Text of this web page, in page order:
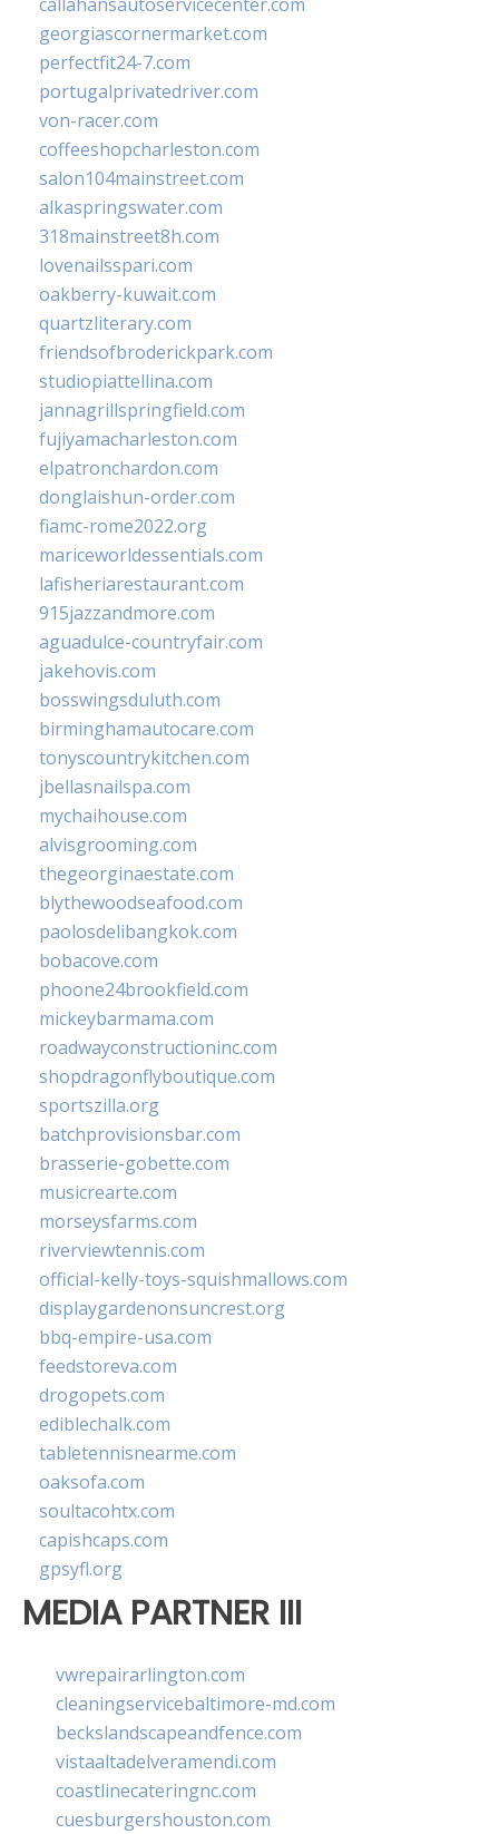
georgiascornermarket.com
perfectfit24-7.com
portugalprivatedriver.com
von-racer.com
coffeeshopcharleston.com
salon104mainstreet.com
alkaspringswater.com
318mainstreet8h.com
lovenailsspari.com
oakberry-kuwait.com
quartzliterary.com
friendsofbroderickpark.com
studiopiattellina.com
jannagrillspringfield.com
fujiyamacharleston.com
elpatronchardon.com
donglaishun-order.com
fiamc-rome2022.org
mariceworldessentials.com
lafisheriarestaurant.com
915jazzandmore.com
aguadulce-countryfair.com
jakehovis.com
bosswingsduluth.com
birminghamautocare.com
tonyscountrykitchen.com
jbellasnailspa.com
mychaihouse.com
alvisgrooming.com
thegeorginaestate.com
blythewoodseafood.com
paolosdelibangkok.com
bobacove.com
phoone24brookfield.com
mickeybarmama.com
roadwayconstructioninc.com
shopdragonflyboutique.com
sportszilla.org
batchprovisionsbar.com
brasserie-gobette.com
musicrearte.com
morseysfarms.com
riverviewtennis.com
official-kelly-toys-squishmallows.com
displaygardenonsuncrest.org
bbq-empire-usa.com
feedstoreva.com
drogopets.com
ediblechalk.com
tabletennisnearme.com
oaksofa.com
soultacohtx.com
capishcaps.com
gpsyfl.org
MEDIA PARTNER III
vwrepairarlington.com
cleaningservicebaltimore-md.com
beckslandscapeandfence.com
vistaaltadelveramendi.com
coastlinecateringnc.com
cuesburgershouston.com